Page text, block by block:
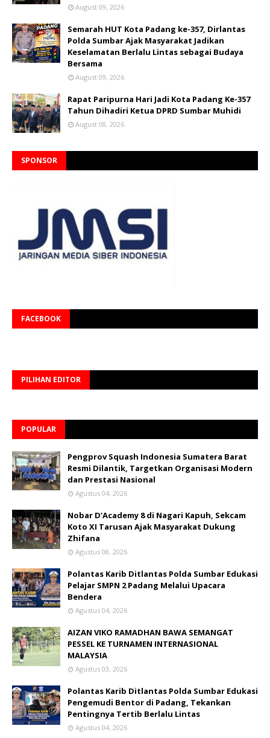
August 09, 2026
Semarah HUT Kota Padang ke-357, Dirlantas
Polda Sumbar Ajak Masyarakat Jadikan
Keselamatan Berlalu Lintas sebagai Budaya
Bersama
August 09, 2026
Rapat Paripurna Hari Jadi Kota Padang Ke-357
Tahun Dihadiri Ketua DPRD Sumbar Muhidi
August 08, 2026
SPONSOR
FACEBOOK
PILIHAN EDITOR
POPULAR
Pengprov Squash Indonesia Sumatera Barat
Resmi Dilantik, Targetkan Organisasi Modern
dan Prestasi Nasional
Agustus 04, 2026
Nobar D’Academy 8 di Nagari Kapuh, Sekcam
Koto XI Tarusan Ajak Masyarakat Dukung
Zhifana
Agustus 08, 2026
Polantas Karib Ditlantas Polda Sumbar Edukasi
Pelajar SMPN 2 Padang Melalui Upacara
Bendera
Agustus 04, 2026
AIZAN VIKO RAMADHAN BAWA SEMANGAT
PESSEL KE TURNAMEN INTERNASIONAL
MALAYSIA
Agustus 03, 2026
Polantas Karib Ditlantas Polda Sumbar Edukasi
Pengemudi Bentor di Padang, Tekankan
Pentingnya Tertib Berlalu Lintas
Agustus 04, 2026